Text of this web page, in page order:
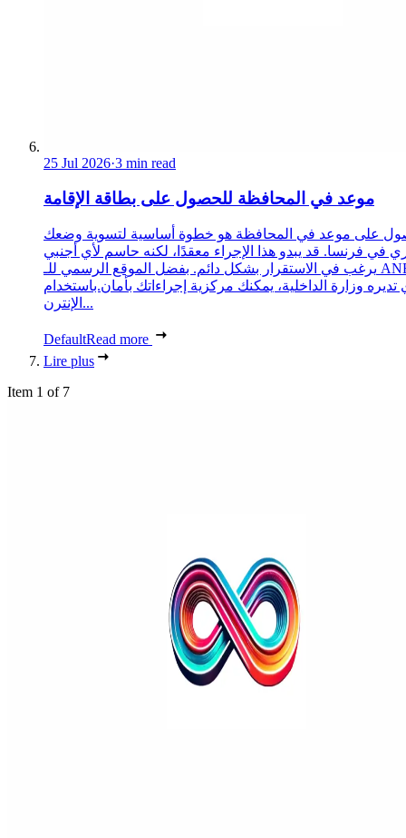
25 Jul 2026·3 min read
موعد في المحافظة للحصول على بطاقة الإقامة
على موعد في المحافظة هو خطوة أساسية لتسوية وضعك
في فرنسا. قد يبدو هذا الإجراء معقدًا، لكنه حاسم لأي أجنبي
يرغب في الاستقرار بشكل دائم. بفضل الموقع الرسمي للـ ANEF،
تديره وزارة الداخلية، يمكنك مركزية إجراءاتك بأمان.باستخدام
الإنترن...
DefaultRead more
Lire plus
Item 1 of 7